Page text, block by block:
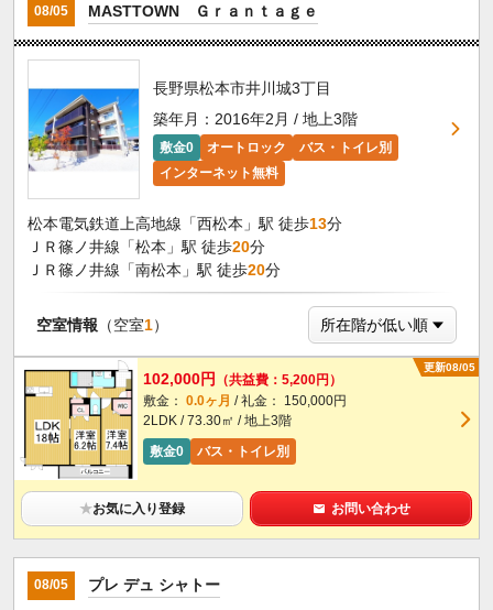
08/05 MASTTOWN Ｇｒａｎｔａｇｅ
長野県松本市井川城3丁目
築年月：2016年2月 / 地上3階
敷金0 オートロック
バス・トイレ別
インターネット無料
松本電気鉄道上高地線「西松本」駅 徒歩13分
ＪＲ篠ノ井線「松本」駅 徒歩20分
ＪＲ篠ノ井線「南松本」駅 徒歩20分
空室情報 （空室1）
更新08/05
102,000円
（共益費：5,200円）
敷金： 0.0ヶ月 / 礼金： 150,000円
2LDK / 73.30㎡ / 地上3階
敷金0
バス・トイレ別
★お気に入り登録 お問い合わせ
08/05 プレ デュ シャトー